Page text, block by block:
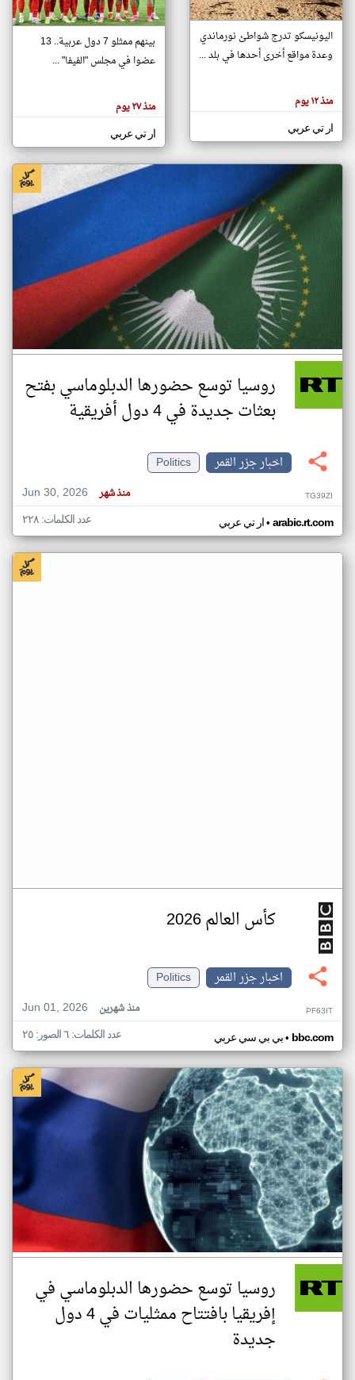
تغيير الدولة
اخبار جزر القمر على مدار الساعة
أهم اخبار جزر القمر العاجلة والمباشرة
هنا عن
وجهة
كاتبيها.
اليونيسكو تدرج شواطئ نورماندي
وعدة مواقع أخرى أحدها في بلد ...
منذ ١٢ يوم
ار تي عربي
بينهم ممثلو 7 دول عربية.. 13
عضوا في مجلس "الفيفا" ...
منذ ٢٧ يوم
ار تي عربي
روسيا توسع حضورها الدبلوماسي بفتح
بعثات جديدة في 4 دول أفريقية
اخبار جزر القمر
Politics
Jun 30, 2026
منذ شهر TG39ZI
ار تي عربي• arabic.rt.com عدد الكلمات: ٢٢٨
كأس العالم 2026
اخبار جزر القمر
Politics
Jun 01, 2026
منذ شهرين PF63IT
بي بي سي عربي• bbc.com عدد الكلمات: ٦ الصور: ٢٥
روسيا توسع حضورها الدبلوماسي في
إفريقيا بافتتاح ممثليات في 4 دول
جديدة
klyoum.com